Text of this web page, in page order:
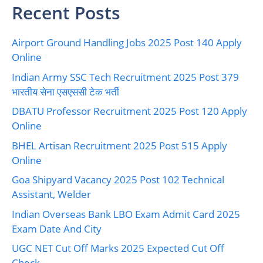
Recent Posts
Airport Ground Handling Jobs 2025 Post 140 Apply
Online
Indian Army SSC Tech Recruitment 2025 Post 379
भारतीय सेना एसएससी टेक भर्ती
DBATU Professor Recruitment 2025 Post 120 Apply
Online
BHEL Artisan Recruitment 2025 Post 515 Apply
Online
Goa Shipyard Vacancy 2025 Post 102 Technical
Assistant, Welder
Indian Overseas Bank LBO Exam Admit Card 2025
Exam Date And City
UGC NET Cut Off Marks 2025 Expected Cut Off